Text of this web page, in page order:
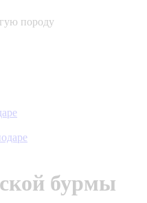
породу
бурмы